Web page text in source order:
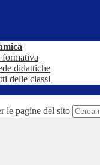
didattiche
delle classi
le pagine del sito